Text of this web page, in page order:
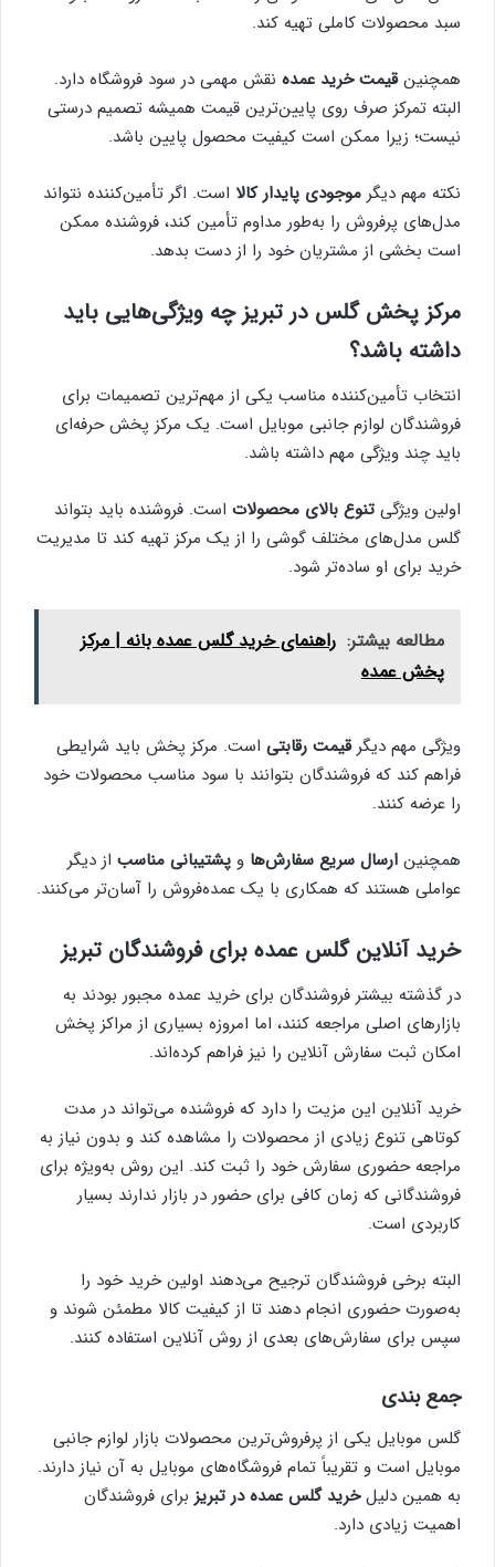
سبد محصولات کاملی تهیه کند.
همچنینقیمت خرید عمده نقش مهمی در سود فروشگاه دارد.
البته تمرکز صرف روی پایین‌ترین قیمت همیشه تصمیم درستی
نیست؛ زیرا ممکن است کیفیت محصول پایین باشد.
نکته مهم دیگر موجودی پایدار کالا است. اگر تأمین‌کننده نتواند
مدل‌های پرفروش را به‌طور مداوم تأمین کند، فروشنده ممکن
است بخشی از مشتریان خود را از دست بدهد.
مرکز پخش گلس در تبریز چه ویژگی‌هایی باید
داشته باشد؟
انتخاب تأمین‌کننده مناسب یکی از مهم‌ترین تصمیمات برای
فروشندگان لوازم جانبی موبایل است. یک مرکز پخش حرفه‌ای
باید چند ویژگی مهم داشته باشد.
اولین ویژگی تنوع بالای محصولات است. فروشنده باید بتواند
گلس مدل‌های مختلف گوشی را از یک مرکز تهیه کند تا مدیریت
خرید برای او ساده‌تر شود.
مطالعه بیشتر: راهنمای خرید گلس عمده بانه | مرکز
پخش عمده
ویژگی مهم دیگرقیمت رقابتی است. مرکز پخش باید شرایطی
فراهم کند که فروشندگان بتوانند با سود مناسب محصولات خود
را عرضه کنند.
همچنین ارسال سریع سفارش‌ها و پشتیبانی مناسب از دیگر
عواملی هستند که همکاری با یک عمده‌فروش را آسان‌تر می‌کنند.
خرید آنلاین گلس عمده برای فروشندگان تبریز
در گذشته بیشتر فروشندگان برای خرید عمده مجبور بودند به
بازارهای اصلی مراجعه کنند، اما امروزه بسیاری از مراکز پخش
امکان ثبت سفارش آنلاین را نیز فراهم کرده‌اند.
خرید آنلاین این مزیت را دارد که فروشنده می‌تواند در مدت
کوتاهی تنوع زیادی از محصولات را مشاهده کند و بدون نیاز به
مراجعه حضوری سفارش خود را ثبت کند. این روش به‌ویژه برای
فروشندگانی که زمان کافی برای حضور در بازار ندارند بسیار
کاربردی است.
البته برخی فروشندگان ترجیح می‌دهند اولین خرید خود را
به‌صورت حضوری انجام دهند تا از کیفیت کالا مطمئن شوند و
سپس برای سفارش‌های بعدی از روش آنلاین استفاده کنند.
جمع‌ بندی
گلس موبایل یکی از پرفروش‌ترین محصولات بازار لوازم جانبی
موبایل است و تقریباً تمام فروشگاه‌های موبایل به آن نیاز دارند.
به همین دلیلخرید گلس عمده در تبریز برای فروشندگان
اهمیت زیادی دارد.